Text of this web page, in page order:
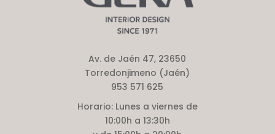
Av. de Jaén 47, 23650
Torredonjimeno (Jaén)
953 571 625
Horario:Lunes a viernes de
10:00h a 13:30h